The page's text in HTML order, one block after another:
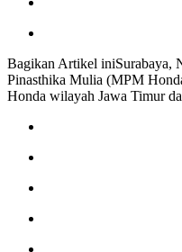
Bagikan Artikel iniSurabaya,
Pinasthika Mulia (MPM
Honda wilayah Jawa Timur